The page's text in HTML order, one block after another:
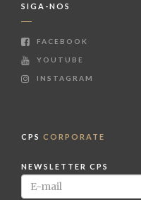
SIGA-NOS
FACEBOOK
YOUTUBE
INSTAGRAM
CPS CORPORATE
NEWSLETTER CPS